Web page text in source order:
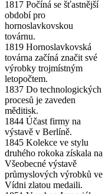
1817 Počíná se šťastnější
období pro
hornoslavkovskou
továrnu.
1819 Hornoslavkovská
továrna začíná značit své
výrobky trojmístným
letopočtem.
1837 Do technologických
procesů je zaveden
měditisk.
1844 Účast firmy na
výstavě v Berlíně.
1845 Kolekce ve stylu
druhého rokoka získala na
Všeobecné výstavě
průmyslových výrobků ve
Vídni zlatou medaili.